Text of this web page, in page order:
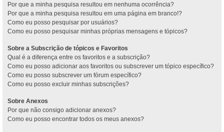
Por que a minha pesquisa resultou em nenhuma ocorrência?
Por que a minha pesquisa resultou em uma página em branco!?
Como eu posso pesquisar por usuários?
Como eu posso pesquisar minhas próprias mensagens e tópicos?
Sobre a Subscrição de tópicos e Favoritos
Qual é a diferença entre os favoritos e a subscrição?
Como eu posso adicionar aos favoritos ou subscrever um tópico específico?
Como eu posso subscrever um fórum específico?
Como eu posso excluir minhas subscrições?
Sobre Anexos
Por que não consigo adicionar anexos?
Como eu posso encontrar todos os meus anexos?